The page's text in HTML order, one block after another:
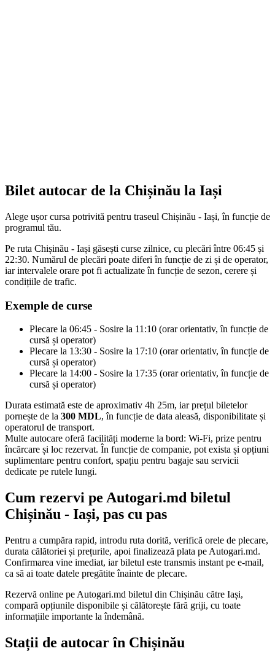
Bilet autocar de la Chișinău la Iași
Alege ușor cursa potrivită pentru traseul Chișinău - Iași, în funcție de
programul tău.
Pe ruta Chișinău - Iași găsești curse zilnice, cu plecări între 06:45 și
22:30. Numărul de plecări poate diferi în funcție de zi și de operator,
iar intervalele orare pot fi actualizate în funcție de sezon, cerere și
condițiile de trafic.
Exemple de curse
Plecare la 06:45 - Sosire la 11:10 (orar orientativ, în funcție de
cursă și operator)
Plecare la 13:30 - Sosire la 17:10 (orar orientativ, în funcție de
cursă și operator)
Plecare la 14:00 - Sosire la 17:35 (orar orientativ, în funcție de
cursă și operator)
Durata estimată este de aproximativ 4h 25m, iar prețul biletelor
pornește de la 300 MDL, în funcție de data aleasă, disponibilitate și
operatorul de transport.
Multe autocare oferă facilități moderne la bord: Wi-Fi, prize pentru
încărcare și loc rezervat. În funcție de companie, pot exista și opțiuni
suplimentare pentru confort, spațiu pentru bagaje sau servicii
dedicate pe rutele lungi.
Cum rezervi pe Autogari.md biletul
Chișinău - Iași, pas cu pas
Pentru a cumpăra rapid, introdu ruta dorită, verifică orele de plecare,
durata călătoriei și prețurile, apoi finalizează plata pe Autogari.md.
Confirmarea vine imediat, iar biletul este transmis instant pe e-mail,
ca să ai toate datele pregătite înainte de plecare.
Rezervă online pe Autogari.md biletul din Chișinău către Iași,
compară opțiunile disponibile și călătorește fără griji, cu toate
informațiile importante la îndemână.
Stații de autocar în Chișinău